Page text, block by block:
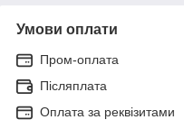
Умови оплати
Пром-оплата
Післяплата
Оплата за реквізитами